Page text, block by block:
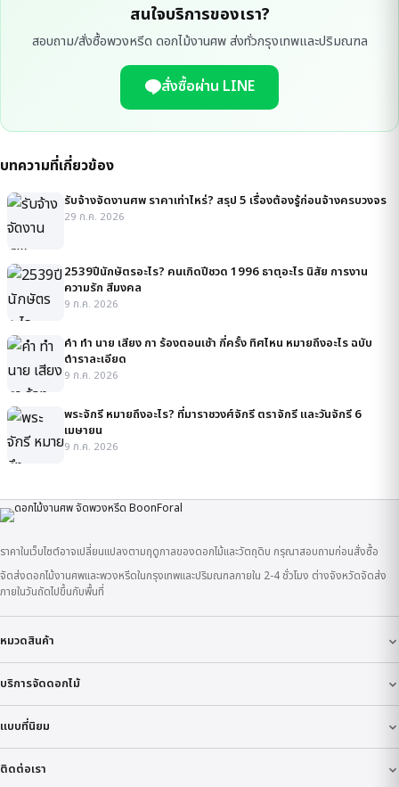
สนใจบริการของเรา?
สอบถาม/สั่งซื้อพวงหรีด ดอกไม้งานศพ ส่งทั่วกรุงเทพและปริมณฑล
สั่งซื้อผ่าน LINE
บทความที่เกี่ยวข้อง
รับจ้างจัดงานศพ ราคาเท่าไหร่? สรุป 5 เรื่องต้องรู้ก่อนจ้างครบวงจร
29 ก.ค. 2026
2539ปีนักษัตรอะไร? คนเกิดปีชวด 1996 ธาตุอะไร นิสัย การงาน
ความรัก สีมงคล
9 ก.ค. 2026
คํา ทํา นาย เสียง กา ร้องตอนเช้า กี่ครั้ง ทิศไหน หมายถึงอะไร ฉบับ
ตำราละเอียด
9 ก.ค. 2026
พระจักรี หมายถึงอะไร? ที่มาราชวงศ์จักรี ตราจักรี และวันจักรี 6
เมษายน
9 ก.ค. 2026
ราคาในเว็บไซต์อาจเปลี่ยนแปลงตามฤดูกาลของดอกไม้และวัตถุดิบ กรุณาสอบถามก่อนสั่งซื้อ
จัดส่งดอกไม้งานศพและพวงหรีดในกรุงเทพและปริมณฑลภายใน 2-4 ชั่วโมง ต่างจังหวัดจัดส่ง
ภายในวันถัดไปขึ้นกับพื้นที่
หมวดสินค้า
บริการจัดดอกไม้
แบบที่นิยม
ติดต่อเรา